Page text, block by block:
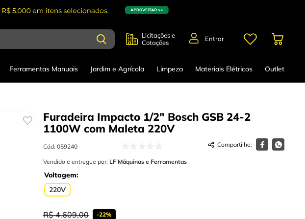
Licitações e
Cotações
Entrar
Ferramentas Manuais Jardim e Agrícola Limpeza Materiais Elétricos Outlet
Furadeira Impacto 1/2" Bosch GSB 24-2
1100W com Maleta 220V
Cód: 059240
Vendido e entregue por: LF Máquinas e Ferramentas
Voltagem
220V
R$ 4.609,00 -22%